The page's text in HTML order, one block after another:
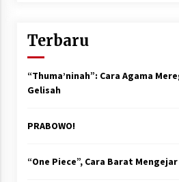
Terbaru
“Thuma’ninah”: Cara Agama
Gelisah
PRABOWO!
“One Piece”, Cara Barat